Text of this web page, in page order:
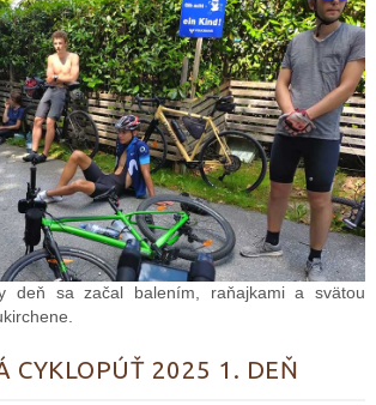
deň sa začal balením, raňajkami a svätou
CYKLOPÚŤ 2025 1. DEŇ